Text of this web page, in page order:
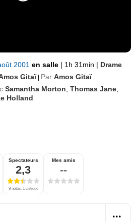
2001en salle | 1h 31min | Drame
Gitaï | Par Amos Gitaï
Samantha Morton ,Thomas Jane
Holland
Spectateurs
2,3
9 notes, 1 critique
Mes amis
--